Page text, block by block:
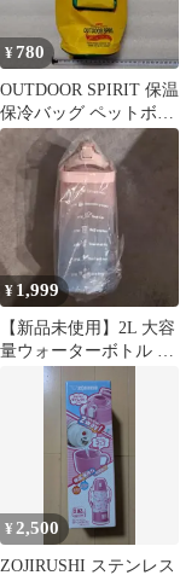
¥780
OUTDOOR SPIRIT 保温
保冷バッグ ペットボト
ルケース 1.5L
¥ 1,999
【新品未使用】2L 大容
量ウォーターボトル 目
盛り付き2000ml
¥ 2,500
ZOJIRUSHI ステンレス